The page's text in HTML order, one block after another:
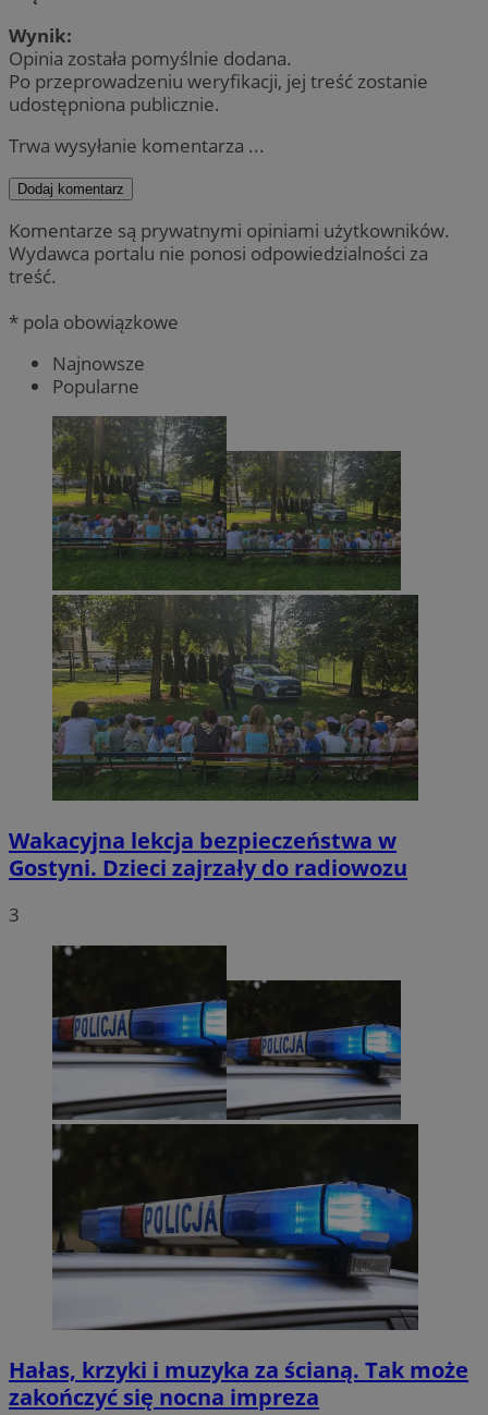
Wynik:
Opinia została pomyślnie dodana.
Po przeprowadzeniu weryfikacji, jej treść zostanie
udostępniona publicznie.
Trwa wysyłanie komentarza ...
Dodaj komentarz
Komentarze są prywatnymi opiniami użytkowników.
Wydawca portalu nie ponosi odpowiedzialności za
treść.
* pola obowiązkowe
Najnowsze
Popularne
Wakacyjna lekcja bezpieczeństwa w
Gostyni. Dzieci zajrzały do radiowozu
3
Hałas, krzyki i muzyka za ścianą. Tak może
zakończyć się nocna impreza